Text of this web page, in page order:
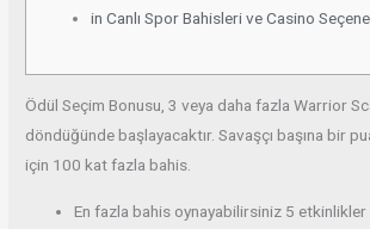
in Canlı Spor Bahisleri ve Casino
Ödül Seçim Bonusu, 3 veya daha fazla Warrior
döndüğünde başlayacaktır. Savaşçı başına bir
için 100 kat fazla bahis.
En fazla bahis oynayabilirsiniz 5 etkinlikler